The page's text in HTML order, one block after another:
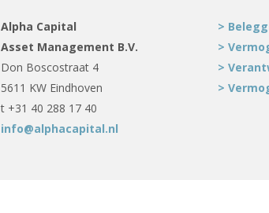
Alpha Capital
Asset Management B.V.
Don Boscostraat 4
5611 KW Eindhoven
t +31 40 288 17 40
info@alphacapital.nl
>
>
>
>